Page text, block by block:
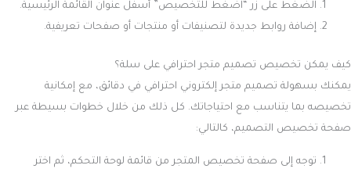
الضغط على زر “اضغط للتخصيص” أسفل عنوان القائمة الرئيسية.
إضافة روابط جديدة لتصنيفات أو منتجات أو صفحات تعريفية.
كيف يمكن تخصيص تصميم متجر احترافي على سلة؟
يمكنك بسهولة تصميم متجر إلكتروني احترافي في دقائق، مع إمكانية
تخصيصه بما يتناسب مع احتياجاتك. كل ذلك من خلال خطوات بسيطة عبر
صفحة تخصيص التصميم، كالتالي:
توجه إلى صفحة تخصيص المتجر من قائمة لوحة التحكم، ثم اختر